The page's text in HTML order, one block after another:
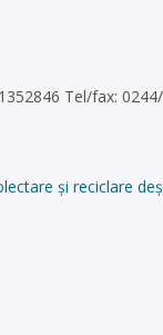
Tel/fax:
și reciclare